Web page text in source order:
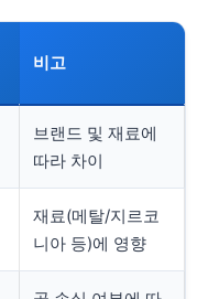
비고
브랜드 및 재료에
따라 차이
재료(메탈/지르코
니아 등)에 영향